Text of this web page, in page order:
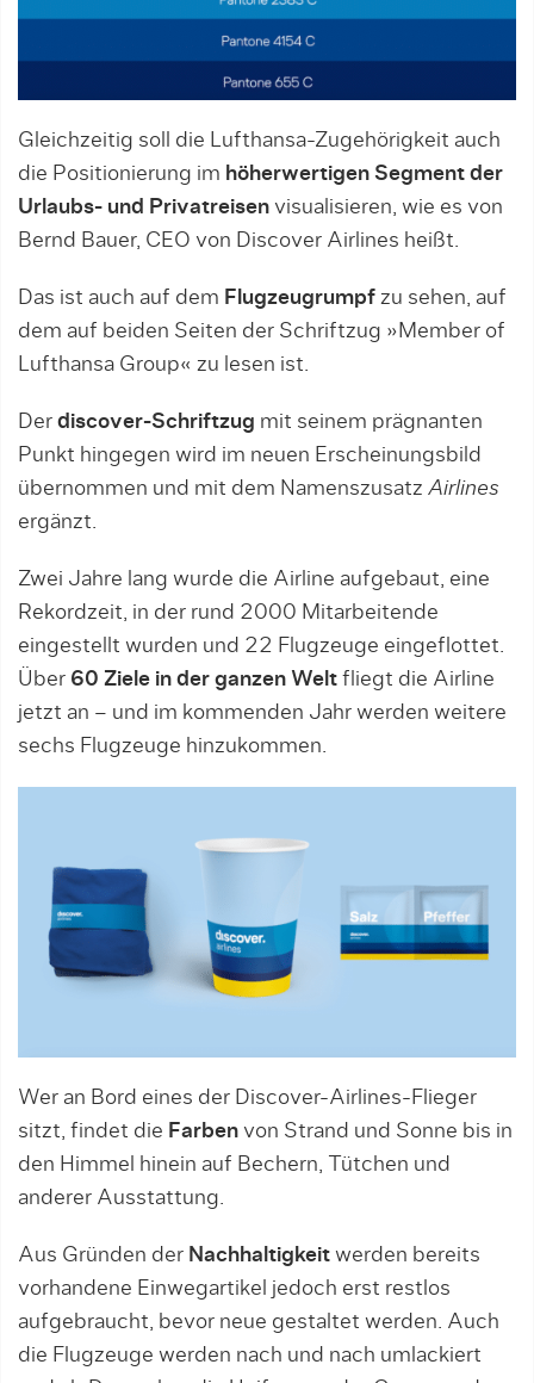
Gleichzeitig soll die Lufthansa-Zugehörigkeit auch
die Positionierung im höherwertigen Segment der
Urlaubs- und Privatreisen visualisieren, wie es von
Bernd Bauer, CEO von Discover Airlines heißt.
Das ist auch auf dem Flugzeugrumpf zu sehen, auf
dem auf beiden Seiten der Schriftzug »Member of
Lufthansa Group« zu lesen ist.
Der discover-Schriftzug mit seinem prägnanten
Punkt hingegen wird im neuen Erscheinungsbild
übernommen und mit dem Namenszusatz Airlines
ergänzt.
Zwei Jahre lang wurde die Airline aufgebaut, eine
Rekordzeit, in der rund 2000 Mitarbeitende
eingestellt wurden und 22 Flugzeuge eingeflottet.
Über 60 Ziele in der ganzen Welt fliegt die Airline
jetzt an – und im kommenden Jahr werden weitere
sechs Flugzeuge hinzukommen.
Wer an Bord eines der Discover-Airlines-Flieger
sitzt, findet die Farben von Strand und Sonne bis in
den Himmel hinein auf Bechern, Tütchen und
anderer Ausstattung.
Aus Gründen der Nachhaltigkeit werden bereits
vorhandene Einwegartikel jedoch erst restlos
aufgebraucht, bevor neue gestaltet werden. Auch
die Flugzeuge werden nach und nach umlackiert